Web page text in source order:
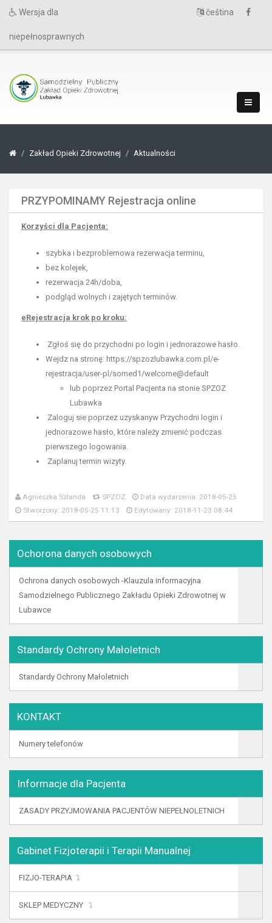
Wersja dla
niepełnosprawnych
čeština
Zakład Opieki Zdrowotnej Aktualności
PRZYPOMINAMY Rejestracja online
Korzyści dla Pacjenta:
szybka i bezproblemowa rezerwacja terminu,
bez kolejek,
rezerwacja 24h/doba,
podgląd wolnych i zajętych terminów.
eRejestracja krok po kroku:
Zgłoś się do przychodni po login i jednorazowe hasło.
Wejdz na stronę: https://spzozlubawka.com.pl/e-
rejestracja/user-pl/somed1/welcome@default
lub poprzez Portal Pacjenta na stonie SPZOZ
Lubawka
Zaloguj sie poprzez uzyskanyw Przychodni login i
jednorazowe hasło, które należy zmienić podczas
pierwszego logowania.
Zaplanuj termin wizyty.
Agnieszka Szlanda SPZOZ
Data wydarzenia: 2018-05-25
Stworzony: 2018-05-25 11:13
Edytowany: 2018-11-23 08:44
Ochorona danych osobowych
Ochrona danych osobowych -Klauzula informacyjna
Samodzielnego Publicznego Zakładu Opieki Zdrowotnej w
Lubawce
Standardy Ochrony Małoletnich
Standardy Ochrony Małoletnich
KONTAKT
Numery telefonów
Informacje dla Pacjenta
ZASADY PRZYJMOWANIA PACJENTÓW NIEPEŁNOLETNICH
Gabinet Fizjoterapii i Terapii Manualnej
FIZJO-TERAPIA
SKLEP MEDYCZNY